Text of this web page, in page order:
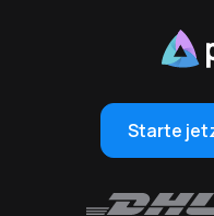
Starte